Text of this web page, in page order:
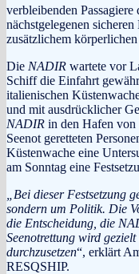
verbleibenden
nächstgelegenen
zusätzlichem
Die NADIR wartete vor
Schiff die Einfahrt
italienischen
und mit ausdrücklicher
NADIR in den Hafen von
Seenot geretteten
Küstenwache eine
am Sonntag eine
„Bei dieser Festsetzung
sondern um Politik. Die
die Entscheidung, die
Seenotrettung wird
durchzusetzen“, erklärt
RESQSHIP.